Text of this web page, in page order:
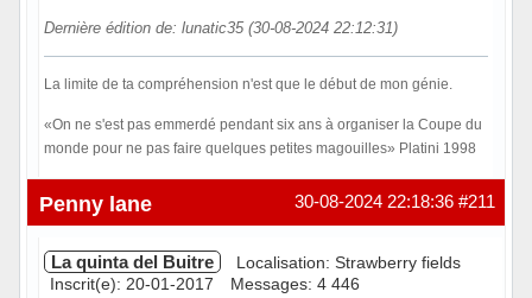
Dernière édition de: lunatic35 (30-08-2024 22:12:31)
La limite de ta compréhension n'est que le début de mon génie.
«On ne s'est pas emmerdé pendant six ans à organiser la Coupe du
monde pour ne pas faire quelques petites magouilles» Platini 1998
Hors ligne #211
30-08-2024 22:18:36
Penny lane
La quinta del Buitre
Localisation: Strawberry fields
Inscrit(e): 20-01-2017
Messages: 4 446